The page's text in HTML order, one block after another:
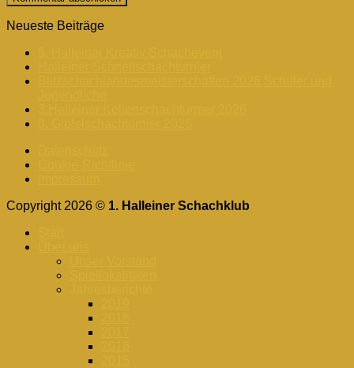
Neueste Beiträge
Copyright 2026 © 1. Halleiner Schachklub